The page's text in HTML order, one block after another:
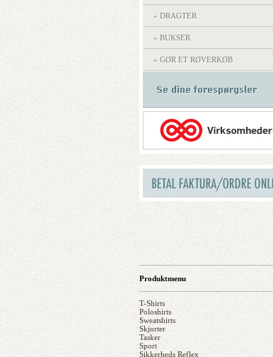
» DRAGTER
» BUKSER
» GØR ET RØVERKØB
Produktmenu
T-Shirts
Poloshirts
Sweatshirts
Skjorter
Tasker
Sport
Sikkerheds Reflex